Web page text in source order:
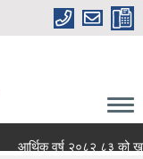
आर्थिक वर्ष २०८२ ८३ को खर्च